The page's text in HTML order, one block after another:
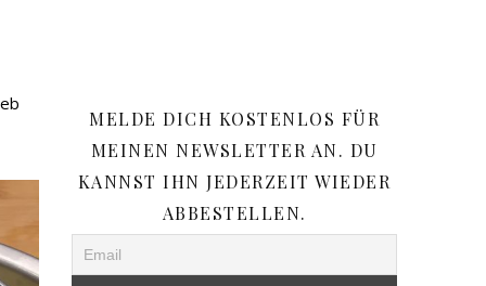
MELDE DICH KOSTENLOS FÜR
MEINEN NEWSLETTER AN. DU
KANNST IHN JEDERZEIT WIEDER
ABBESTELLEN.